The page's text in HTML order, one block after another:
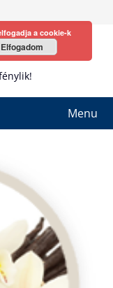
Menu
a cookie-k
Elfogadom